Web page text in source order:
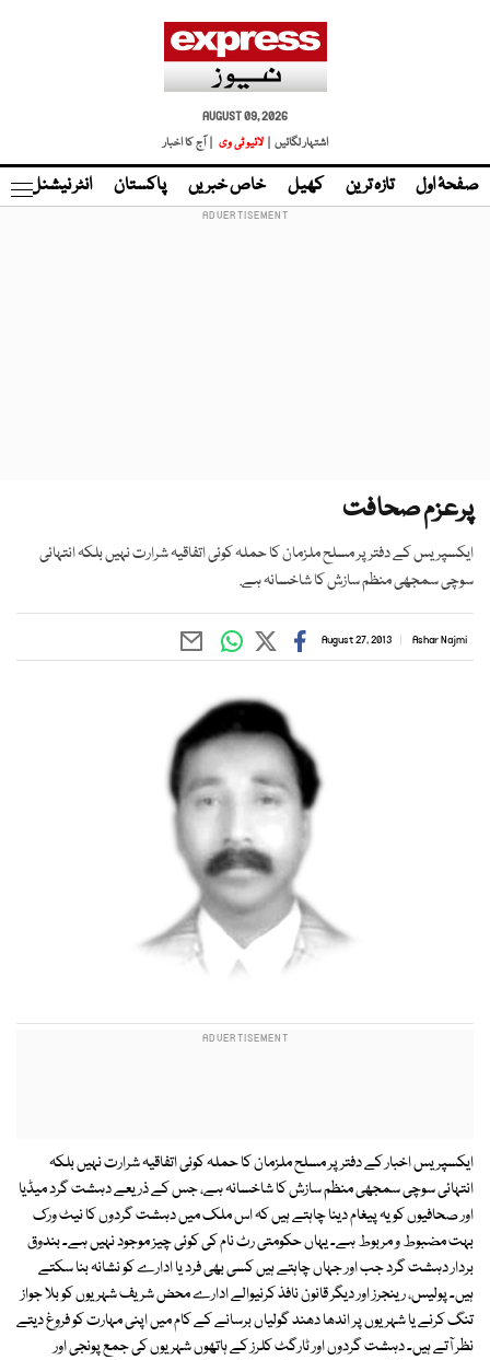
AUGUST 09, 2026
اشتہار لگائیں |
لائیو ٹی وی | آج کا اخبار
صفحۂ اول تازہ ترین کھیل خاص خبریں پاکستان انٹر نیشنل
پرعزم صحافت
ایکسپریس کے دفتر پر مسلح ملزمان کا حملہ کوئی اتفاقیہ شرارت نہیں بلکہ انتہائی
سوچی سمجھی منظم سازش کا شاخسانہ ہے.
Ashar Najmi
August 27, 2013
ایکسپریس اخبار کے دفتر پر مسلح ملزمان کا حملہ کوئی اتفاقیہ شرارت نہیں بلکہ
انتہائی سوچی سمجھی منظم سازش کا شاخسانہ ہے، جس کے ذریعے دہشت گرد میڈیا
اور صحافیوں کو یہ پیغام دینا چاہتے ہیں کہ اس ملک میں دہشت گردوں کا نیٹ ورک
بہت مضبوط و مربوط ہے۔ یہاں حکومتی رٹ نام کی کوئی چیز موجود نہیں ہے۔ بندوق
بردار دہشت گرد جب اور جہاں چاہتے ہیں کسی بھی فرد یا ادارے کو نشانہ بنا سکتے
ہیں۔ پولیس، رینجرز اور دیگر قانون نافذ کرنیوالے ادارے محض شریف شہریوں کو بلا جواز
تنگ کرنے یا شہریوں پر اندھا دھند گولیاں برسانے کے کام میں اپنی مہارت کو فروغ دیتے
نظر آتے ہیں۔ دہشت گردوں اور ٹارگٹ کلرز کے ہاتھوں شہریوں کی جمع پونجی اور